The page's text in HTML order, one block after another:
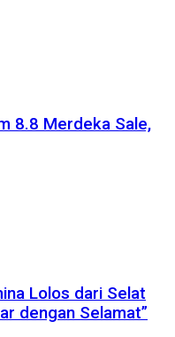
8.8 Merdeka Sale,
Lolos dari Selat
dengan Selamat”